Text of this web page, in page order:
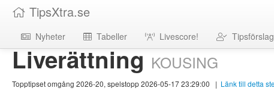
TipsXtra.se
Nyheter Tabeller Livescore! Tipsförslag
LiverättningKOUSING
Topptipset omgång 2026-20, spelstopp 2026-05-17 23:29:00 | Länk till detta